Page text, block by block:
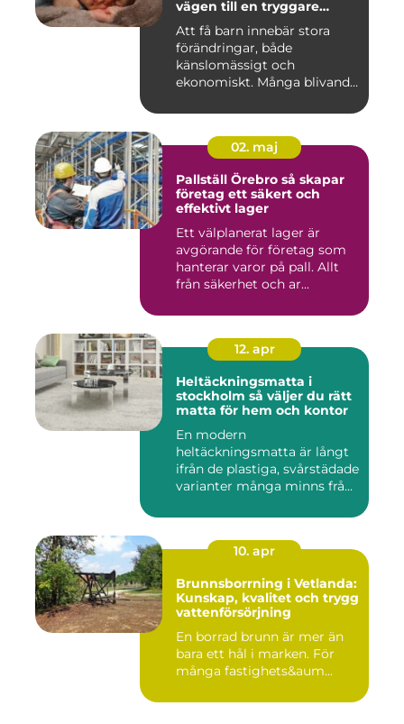
vägen till en tryggare
Att få barn innebär stora
förändringar, både
känslomässigt och
ekonomiskt. Många blivande
02. maj
Pallställ Örebro så skapar
företag ett säkert och
effektivt lager
Ett välplanerat lager är
avgörande för företag som
hanterar varor på pall. Allt
från säkerhet och ar...
12. apr
Heltäckningsmatta i
stockholm så väljer du rätt
matta för hem och kontor
En modern
heltäckningsmatta är långt
ifrån de plastiga, svårstädade
varianter många minns från
10. apr
Brunnsborrning i Vetlanda:
Kunskap, kvalitet och trygg
vattenförsörjning
En borrad brunn är mer än
bara ett hål i marken. För
många fastighets&aum...